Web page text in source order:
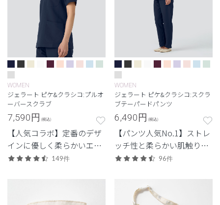
WOMEN
ジェラート ピケ&クラシコ:プルオ
ーバースクラブ
7,590円 (税込)
【人気コラボ】定番のデザ
インに優しく柔らかいエッ
センスをプラス。
149件
WOMEN
ジェラート ピケ&クラシコ:スクラ
ブテーパードパンツ
6,490円 (税込)
【パンツ人気No.1】ストレ
ッチ性と柔らかい肌触り、
毎日履きたくなる1本。
96件